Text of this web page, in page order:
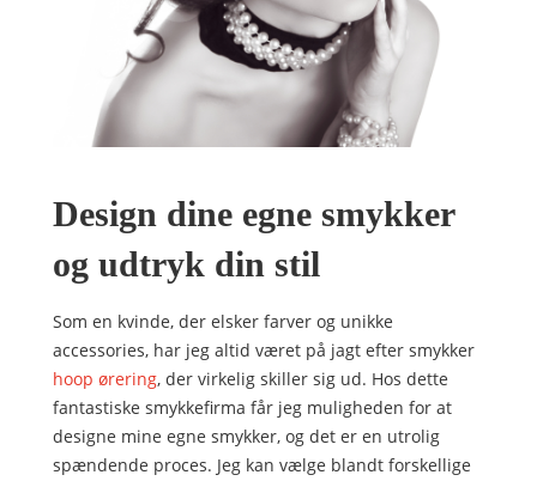
Design dine egne smykker
og udtryk din stil
Som en kvinde, der elsker farver og unikke
accessories, har jeg altid været på jagt efter smykker
hoop ørering, der virkelig skiller sig ud. Hos dette
fantastiske smykkefirma får jeg muligheden for at
designe mine egne smykker, og det er en utrolig
spændende proces. Jeg kan vælge blandt forskellige